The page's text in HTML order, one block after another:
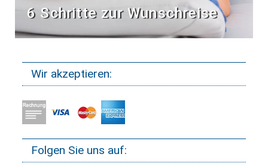
6 Schritte zur Wunschreise
Wir akzeptieren:
Folgen Sie uns auf: